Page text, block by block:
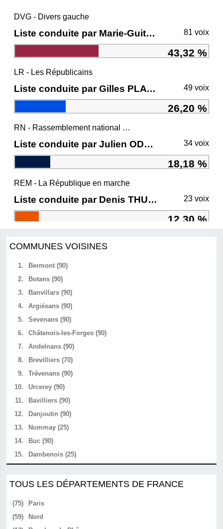
DVG - Divers gauche
Liste conduite par Marie-Guite DUFAY 81 voix
43,32 %
LR - Les Républicains
Liste conduite par Gilles PLATRET 49 voix
26,20 %
RN - Rassemblement national et ses alliés
Liste conduite par Julien ODOUL 34 voix
18,18 %
REM - La République en marche
Liste conduite par Denis THURIOT 23 voix
12,30 %
COMMUNES VOISINES
1.
Bermont (90)
2.
Botans (90)
3.
Banvillars (90)
4.
Argiésans (90)
5.
Sevenans (90)
6.
Châtenois-les-Forges (90)
7.
Andelnans (90)
8.
Brevilliers (70)
9.
Trévenans (90)
10.
Urcerey (90)
11.
Bavilliers (90)
12.
Danjoutin (90)
13.
Nommay (25)
14.
Buc (90)
15.
Dambenois (25)
TOUS LES DÉPARTEMENTS DE FRANCE
(75)
Paris
(59)
Nord